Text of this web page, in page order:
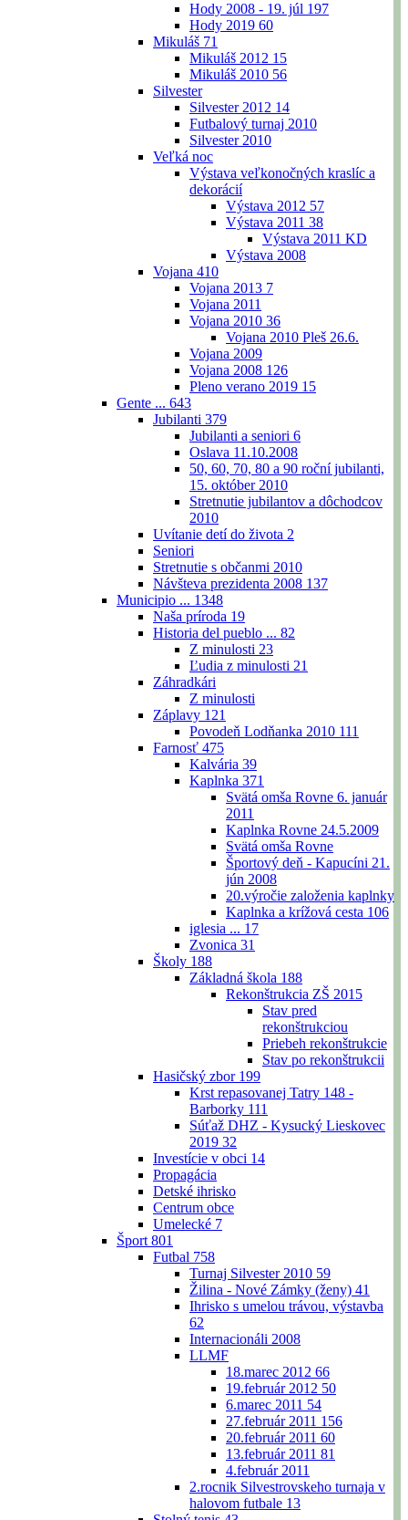
Hody 2008 - 19. júl 197
Hody 2019 60
Mikuláš 71
Mikuláš 2012 15
Mikuláš 2010 56
Silvester
Silvester 2012 14
Futbalový turnaj 2010
Silvester 2010
Veľká noc
Výstava veľkonočných kraslíc a
dekorácií
Výstava 2012 57
Výstava 2011 38
Výstava 2011 KD
Výstava 2008
Vojana 410
Vojana 2013 7
Vojana 2011
Vojana 2010 36
Vojana 2010 Pleš 26.6.
Vojana 2009
Vojana 2008 126
Pleno verano 2019 15
Gente ... 643
Jubilanti 379
Jubilanti a seniori 6
Oslava 11.10.2008
50, 60, 70, 80 a 90 roční jubilanti,
15. október 2010
Stretnutie jubilantov a dôchodcov
2010
Uvítanie detí do života 2
Seniori
Stretnutie s občanmi 2010
Návšteva prezidenta 2008 137
Municipio ... 1348
Naša príroda 19
Historia del pueblo ... 82
Z minulosti 23
Ľudia z minulosti 21
Záhradkári
Z minulosti
Záplavy 121
Povodeň Lodňanka 2010 111
Farnosť 475
Kalvária 39
Kaplnka 371
Svätá omša Rovne 6. január
2011
Kaplnka Rovne 24.5.2009
Svätá omša Rovne
Športový deň - Kapucíni 21.
jún 2008
20.výročie založenia kaplnky
Kaplnka a krížová cesta 106
iglesia ... 17
Zvonica 31
Školy 188
Základná škola 188
Rekonštrukcia ZŠ 2015
Stav pred
rekonštrukciou
Priebeh rekonštrukcie
Stav po rekonštrukcii
Hasičský zbor 199
Krst repasovanej Tatry 148 -
Barborky 111
Súťaž DHZ - Kysucký Lieskovec
2019 32
Investície v obci 14
Propagácia
Detské ihrisko
Centrum obce
Umelecké 7
Šport 801
Futbal 758
Turnaj Silvester 2010 59
Žilina - Nové Zámky (ženy) 41
Ihrisko s umelou trávou, výstavba
62
Internacionáli 2008
LLMF
18.marec 2012 66
19.február 2012 50
6.marec 2011 54
27.február 2011 156
20.február 2011 60
13.február 2011 81
4.február 2011
2.rocnik Silvestrovskeho turnaja v
halovom futbale 13